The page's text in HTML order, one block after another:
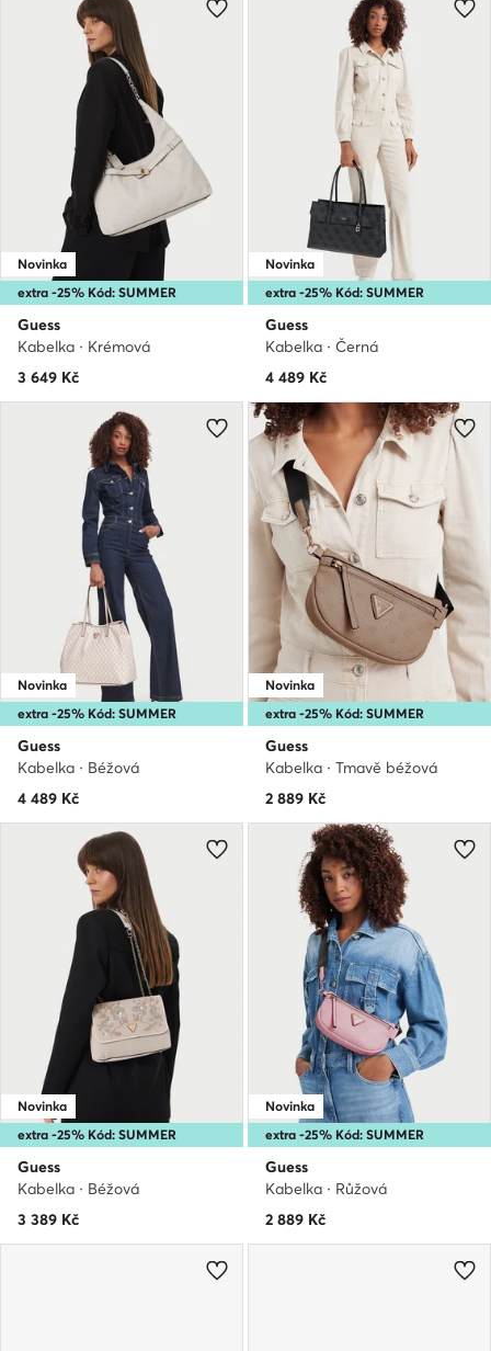
extra -25% Kód: SUMMER
Novinka
Guess
Kabelka · Krémová
3 649 Kč
extra -25% Kód: SUMMER
Novinka
Guess
Kabelka · Černá
4 489 Kč
extra -25% Kód: SUMMER
Novinka
Guess
Kabelka · Béžová
4 489 Kč
extra -25% Kód: SUMMER
Novinka
Guess
Kabelka · Tmavě béžová
2 889 Kč
extra -25% Kód: SUMMER
Novinka
Guess
Kabelka · Béžová
3 389 Kč
extra -25% Kód: SUMMER
Novinka
Guess
Kabelka · Růžová
2 889 Kč